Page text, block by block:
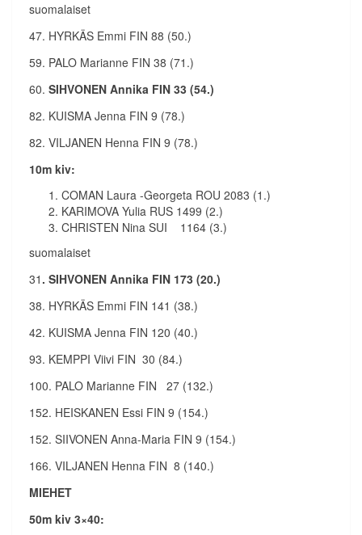
suomalaiset
47. HYRKÄS Emmi FIN 88 (50.)
59. PALO Marianne FIN 38 (71.)
60. SIHVONEN Annika FIN 33 (54.)
82. KUISMA Jenna FIN 9 (78.)
82. VILJANEN Henna FIN 9 (78.)
10m kiv:
COMAN Laura -Georgeta ROU 2083 (1.)
KARIMOVA Yulia RUS 1499 (2.)
CHRISTEN Nina SUI 1164 (3.)
suomalaiset
31 . SIHVONEN Annika FIN 173 (20.)
38. HYRKÄS Emmi FIN 141 (38.)
42. KUISMA Jenna FIN 120 (40.)
93. KEMPPI Viivi FIN 30 (84.)
100. PALO Marianne FIN 27 (132.)
152. HEISKANEN Essi FIN 9 (154.)
152. SIIVONEN Anna-Maria FIN 9 (154.)
166. VILJANEN Henna FIN 8 (140.)
MIEHET
50m kiv 3×40: